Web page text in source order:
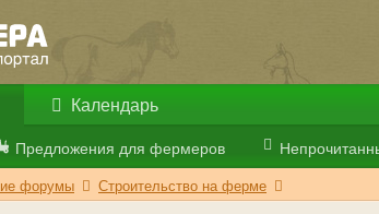
Предложения для фермеров
Календарь
форумы Строительство на ферме